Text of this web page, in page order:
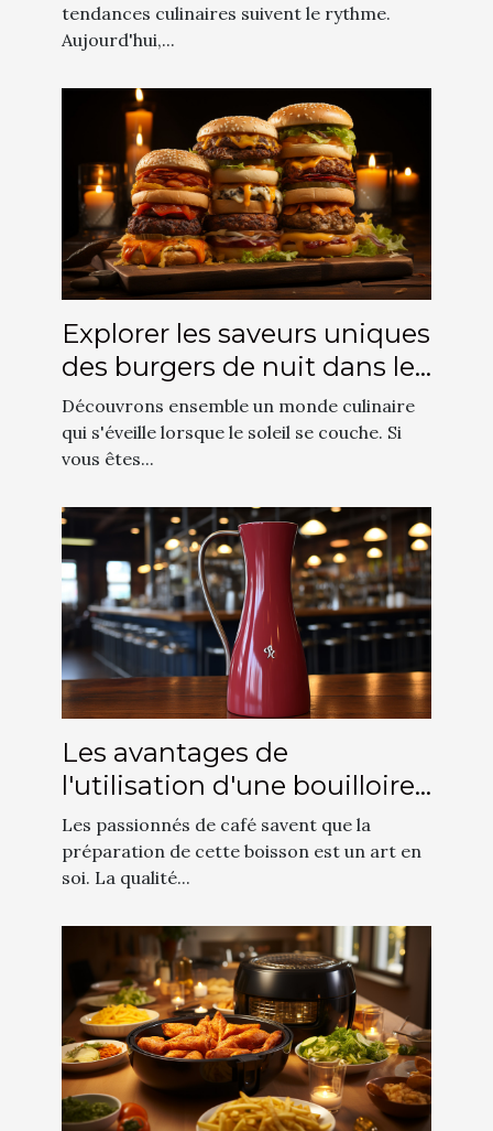
tendances culinaires suivent le rythme.
Aujourd'hui,...
Explorer les saveurs uniques
des burgers de nuit dans les
départements 75, 77, 78, 91,
92, 93, 94 et 95
Découvrons ensemble un monde culinaire
qui s'éveille lorsque le soleil se couche. Si
vous êtes...
Les avantages de
l'utilisation d'une bouilloire
à col de cygne pour les
baristas
Les passionnés de café savent que la
préparation de cette boisson est un art en
soi. La qualité...